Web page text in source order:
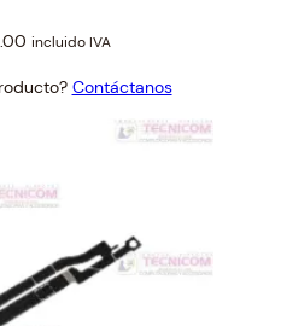
Current
is:
incluido IVA
Contáctanos